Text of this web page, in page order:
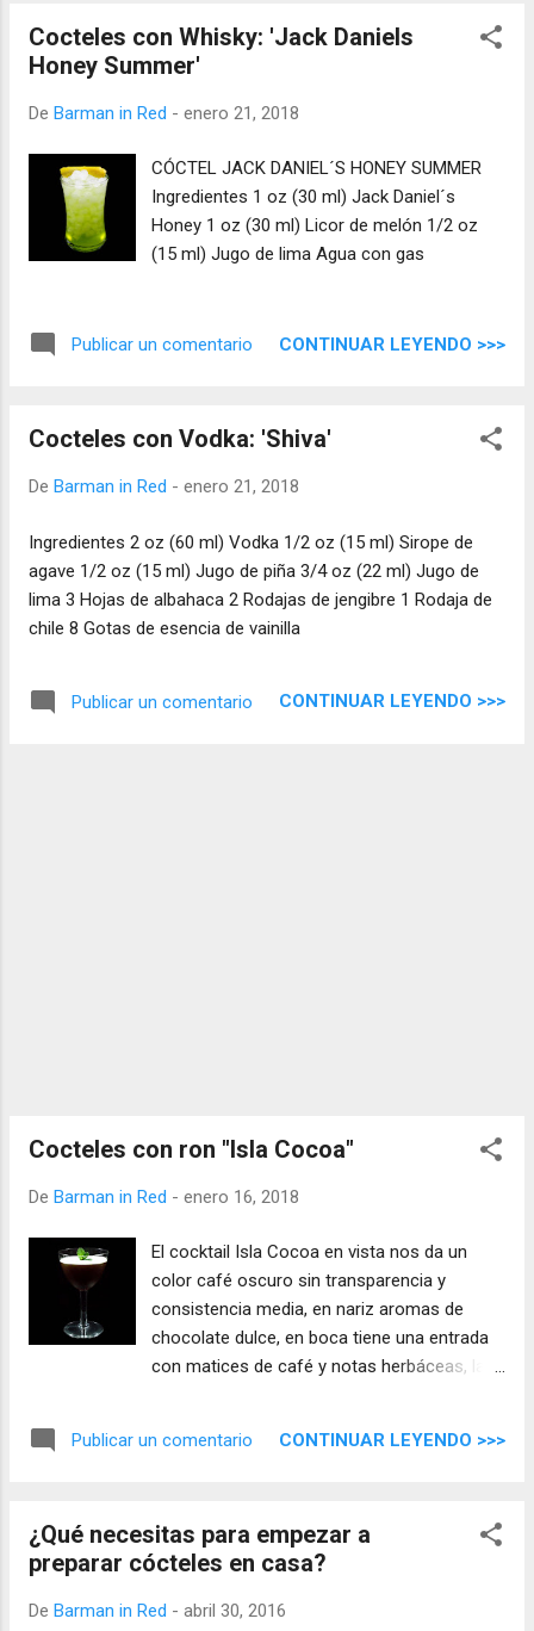
Cocteles con Whisky: 'Jack Daniels
Honey Summer'
De Barman in Red - enero 21, 2018
CÓCTEL JACK DANIEL´S HONEY SUMMER
Ingredientes 1 oz (30 ml) Jack Daniel´s
Honey 1 oz (30 ml) Licor de melón 1/2 oz
(15 ml) Jugo de lima Agua con gas
Publicar un comentario CONTINUAR LEYENDO >>>
Cocteles con Vodka: 'Shiva'
De Barman in Red - enero 21, 2018
Ingredientes 2 oz (60 ml) Vodka 1/2 oz (15 ml) Sirope de
agave 1/2 oz (15 ml) Jugo de piña 3/4 oz (22 ml) Jugo de
lima 3 Hojas de albahaca 2 Rodajas de jengibre 1 Rodaja de
chile 8 Gotas de esencia de vainilla
Publicar un comentario CONTINUAR LEYENDO >>>
Cocteles con ron "Isla Cocoa"
De Barman in Red - enero 16, 2018
El cocktail Isla Cocoa en vista nos da un
color café oscuro sin transparencia y
consistencia media, en nariz aromas de
chocolate dulce, en boca tiene una entrada
con matices de café y notas herbáceas, la
nos deja unas notas de hierbabuena que se
Publicar un comentario CONTINUAR LEYENDO >>>
¿Qué necesitas para empezar a
preparar cócteles en casa?
De Barman in Red - abril 30, 2016